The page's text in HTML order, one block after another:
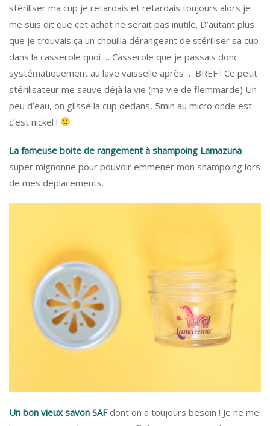
stériliser ma cup je retardais et retardais toujours alors je
me suis dit que cet achat ne serait pas inutile. D’autant plus
que je trouvais ça un chouilla dérangeant de stériliser sa cup
dans la casserole quoi … Casserole que je passais donc
systématiquement au lave vaisselle après … BREF ! Ce petit
stérilisateur me sauve déjà la vie (ma vie de flemmarde) Un
peu d’eau, on glisse la cup dedans, 5min au micro onde est
c’est nickel !
La fameuse boite de rangement à shampoing Lamazuna
super mignonne pour pouvoir emmener mon shampoing lors
de mes déplacements.
Un bon vieux savon SAFdont on a toujours besoin ! Je ne me